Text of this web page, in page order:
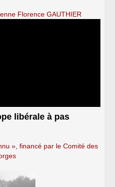
Florence GAUTHIER
libérale à pas
», financé par le Comité des